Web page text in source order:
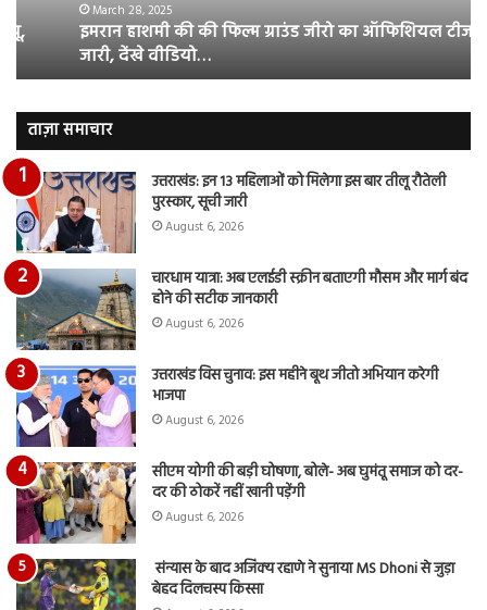
ऑफिशियल
जारी,
वीडियो…
March 28, 2025
इमरान हाशमी की की फिल्म ग्राउंड जीरो का ऑफिशियल टीजर
जारी, देंखे वीडियो…
ताज़ा समाचार
उत्तराखंड: इन 13 महिलाओं को मिलेगा इस बार तीलू रौतेली
पुरस्कार, सूची जारी
August 6, 2026
चारधाम यात्रा: अब एलईडी स्क्रीन बताएगी मौसम और मार्ग बंद
होने की सटीक जानकारी
August 6, 2026
उत्तराखंड विस चुनाव: इस महीने बूथ जीतो अभियान करेगी
भाजपा
August 6, 2026
सीएम योगी की बड़ी घोषणा, बोले- अब घुमंतू समाज को दर-
दर की ठोकरें नहीं खानी पड़ेंगी
August 6, 2026
संन्यास के बाद अजिंक्‍य रहाणे ने सुनाया MS Dhoni से जुड़ा
बेहद दिलचस्प किस्सा